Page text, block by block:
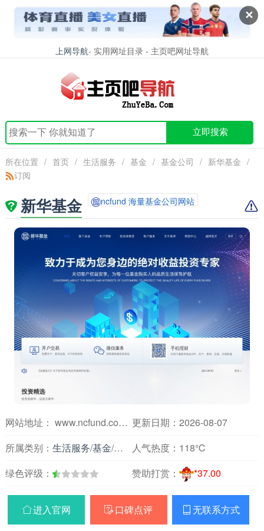
✕
上网导航- 实用网址目录 - 主页吧网址导航
立即搜索
所在位置 / 首页 / 生活服务 / 基金 / 基金公司 / 新华基金 /
订阅
新华基金 ncfund 海量基金公司网站
网站地址： www.ncfund.com.cn 更新日期：2026-08-07
所属类别： 生活服务/基金/基金公司人气热度： 118℃
绿色评级：
赞助打赏： *37.00
进入官网  口碑点评  无联系方式